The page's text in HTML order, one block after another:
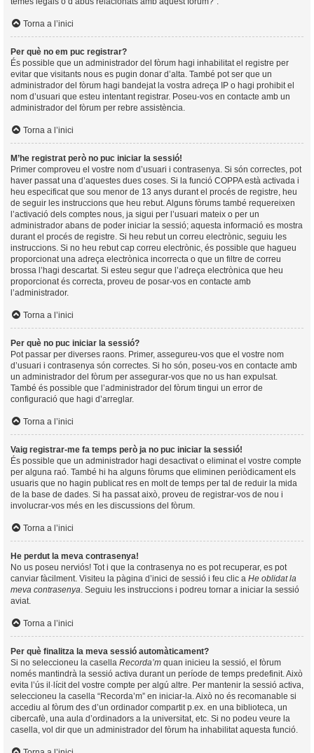
Torna a l’inici
Per què no em puc registrar?
És possible que un administrador del fòrum hagi inhabilitat el registre per
evitar que visitants nous es pugin donar d’alta. També pot ser que un
administrador del fòrum hagi bandejat la vostra adreça IP o hagi prohibit el
nom d’usuari que esteu intentant registrar. Poseu-vos en contacte amb un
administrador del fòrum per rebre assistència.
Torna a l’inici
M’he registrat però no puc iniciar la sessió!
Primer comproveu el vostre nom d’usuari i contrasenya. Si són correctes, pot
haver passat una d’aquestes dues coses. Si la funció COPPA està activada i
heu especificat que sou menor de 13 anys durant el procés de registre, heu
de seguir les instruccions que heu rebut. Alguns fòrums també requereixen
l’activació dels comptes nous, ja sigui per l’usuari mateix o per un
administrador abans de poder iniciar la sessió; aquesta informació es mostra
durant el procés de registre. Si heu rebut un correu electrònic, seguiu les
instruccions. Si no heu rebut cap correu electrònic, és possible que hagueu
proporcionat una adreça electrònica incorrecta o que un filtre de correu
brossa l’hagi descartat. Si esteu segur que l’adreça electrònica que heu
proporcionat és correcta, proveu de posar-vos en contacte amb
l’administrador.
Torna a l’inici
Per què no puc iniciar la sessió?
Pot passar per diverses raons. Primer, assegureu-vos que el vostre nom
d’usuari i contrasenya són correctes. Si ho són, poseu-vos en contacte amb
un administrador del fòrum per assegurar-vos que no us han expulsat.
També és possible que l’administrador del fòrum tingui un error de
configuració que hagi d’arreglar.
Torna a l’inici
Vaig registrar-me fa temps però ja no puc iniciar la sessió!
És possible que un administrador hagi desactivat o eliminat el vostre compte
per alguna raó. També hi ha alguns fòrums que eliminen periòdicament els
usuaris que no hagin publicat res en molt de temps per tal de reduir la mida
de la base de dades. Si ha passat això, proveu de registrar-vos de nou i
involucrar-vos més en les discussions del fòrum.
Torna a l’inici
He perdut la meva contrasenya!
No us poseu nerviós! Tot i que la contrasenya no es pot recuperar, es pot
canviar fàcilment. Visiteu la pàgina d’inici de sessió i feu clic a He oblidat la
meva contrasenya . Seguiu les instruccions i podreu tornar a iniciar la sessió
aviat.
Torna a l’inici
Per què finalitza la meva sessió automàticament?
Si no seleccioneu la casella Recorda’m quan inicieu la sessió, el fòrum
només mantindrà la sessió activa durant un període de temps predefinit. Això
evita l’ús il·lícit del vostre compte per algú altre. Per mantenir la sessió activa,
seleccioneu la casella “Recorda’m” en iniciar-la. Això no és recomanable si
accediu al fòrum des d’un ordinador compartit p.ex. en una biblioteca, un
cibercafè, una aula d’ordinadors a la universitat, etc. Si no podeu veure la
casella, vol dir que un administrador del fòrum ha inhabilitat aquesta funció.